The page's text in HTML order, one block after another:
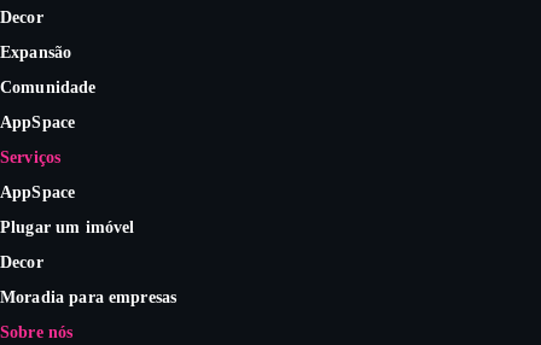
Decor
Expansão
Comunidade
AppSpace
Serviços
AppSpace
Plugar um imóvel
Decor
Moradia para empresas
Sobre nós